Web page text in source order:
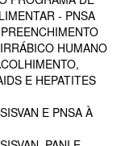
- PNSA
HUMANO
E HEPATITES
E PNSA À